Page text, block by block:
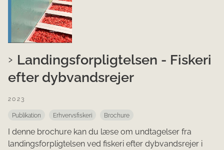
Landingsforpligtelsen - Fiskeri
efter dybvandsrejer
2023
Publikation Erhvervsfiskeri Brochure
I denne brochure kan du læse om undtagelser fra
landingsforpligtelsen ved fiskeri efter dybvandsrejer i